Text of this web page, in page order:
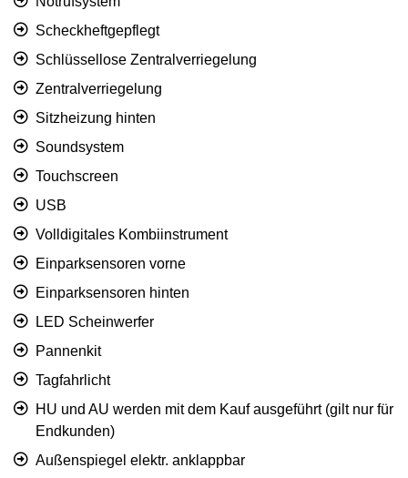
Scheckheftgepflegt
Schlüssellose Zentralverriegelung
Zentralverriegelung
Sitzheizung hinten
Soundsystem
Touchscreen
USB
Volldigitales Kombiinstrument
Einparksensoren vorne
Einparksensoren hinten
LED Scheinwerfer
Pannenkit
Tagfahrlicht
HU und AU werden mit dem Kauf ausgeführt (gilt nur für
Endkunden)
Außenspiegel elektr. anklappbar